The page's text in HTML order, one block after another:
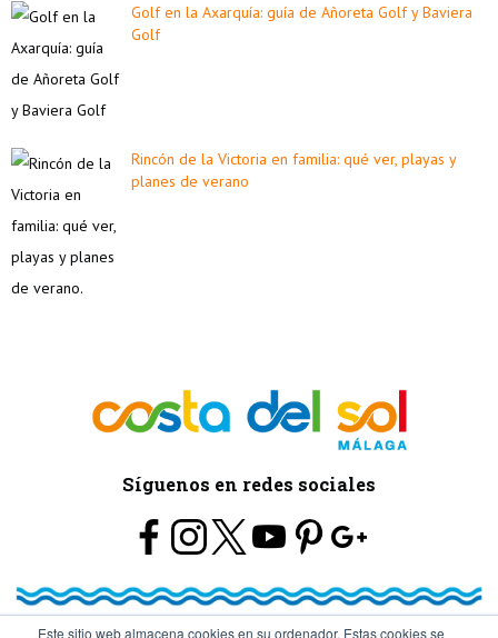
Este sitio web almacena cookies en su ordenador. Estas cookies se
Golf en la Axarquía: guía de Añoreta Golf y Baviera
Golf
Rincón de la Victoria en familia: qué ver, playas y
planes de verano
Síguenos en redes sociales